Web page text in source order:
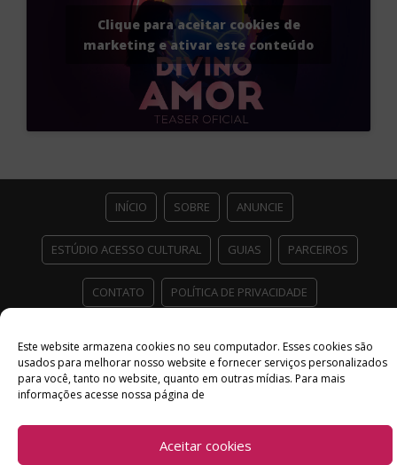
Este website armazena cookies no seu computador. Esses cookies são
usados ​​para melhorar nosso website e fornecer serviços personalizados
para você, tanto no website, quanto em outras mídias. Para mais
informações acesse nossa página de
Aceitar cookies
Clique para aceitar cookies de
marketing e ativar este conteúdo
INÍCIO SOBRE ANUNCIE
ESTÚDIO ACESSO CULTURAL GUIAS PARCEIROS
CONTATO POLÍTICA DE PRIVACIDADE
Copyright© 2026 Acesso Cultural - Arte, Cultura Pop e Entretenimento
Desenvolvido porDel Vieira